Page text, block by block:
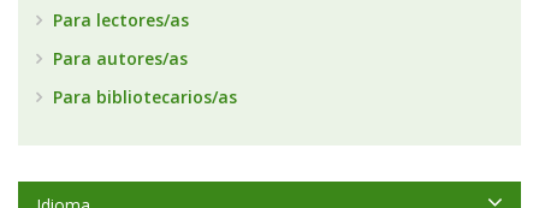
Para lectores/as
Para autores/as
Para bibliotecarios/as